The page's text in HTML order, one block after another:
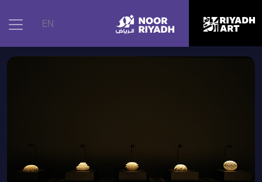
EN الرئيسية | الأعمال الفنية | الازدهار